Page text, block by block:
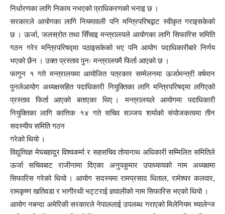
निर्धारणका लागि निकाय नभएको प्राधिकरणको भनाइ छ ।
सरकारले आयोगका लागि नियमावली पनि मन्त्रिपरिषद्बाट स्वीकृत गराइसकेको
छ । ऊर्जा, जलस्रोत तथा सिँचाइ मन्त्रालयले आयोगका लागि सिफारिस समिति
गठन गरेर मन्त्रिपरिषद्मा पठाइसकेको भए पनि आयोग पदाधिकारीबारे निर्णय
भएको छैन । उक्त प्रस्ताव पुनः मन्त्रालयमै फिर्ता आएको छ ।
फागुन १ गते मन्त्रालयमा आयोजित पत्रकार सम्मेलनमा ऊर्जामन्त्री वर्षमान
पुनलेआयोग अध्यक्षसहित पदाधिकारी नियुक्तिका लागि मन्त्रिपरिषद्मा लगिएको
प्रस्ताव फिर्ता आएको बताएका थिए । मन्त्रालयले आयोगमा पदाधिकारी
नियुक्तिका लागि कात्तिक १४ गते सचिव सञ्जय शर्माको संयोजकत्वमा तीन
सदस्यीय समिति गठन
गरेको थियो ।
विद्युत्विज्ञ मेघबहादुर विश्वकर्मा र सहसचिव तोयानाथ अधिकारी सम्मिलित समितिले
ऊर्जा सचिवबाट राजीनामा दिएका अनुपकुमार उपाध्यायको नाम अध्यक्षमा
सिफारिस गरेको थियो । आयोग सदस्यमा रामप्रसाद धिताल, रामेश्वर कलवार,
रामकृष्ण खतिवडा र भागीरथी भट्टराई ज्ञवालीको नाम सिफारिस भएको थियो ।
आयोग नबन्दा अमेरिकी सरकारले नेपाललाई उपलब्ध गराएको मिलेनियम च्यालेन्ज